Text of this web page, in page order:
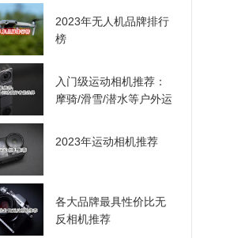
2023年无人机品牌排行
榜
入门级运动相机推荐：
摩骑/滑雪/潜水等户外运
2023年运动相机推荐
各大品牌最具性价比无
反相机推荐